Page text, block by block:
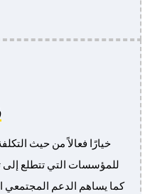
للمؤسسات التي تتطلع إلى
كما يساهم الدعم المجتمعي